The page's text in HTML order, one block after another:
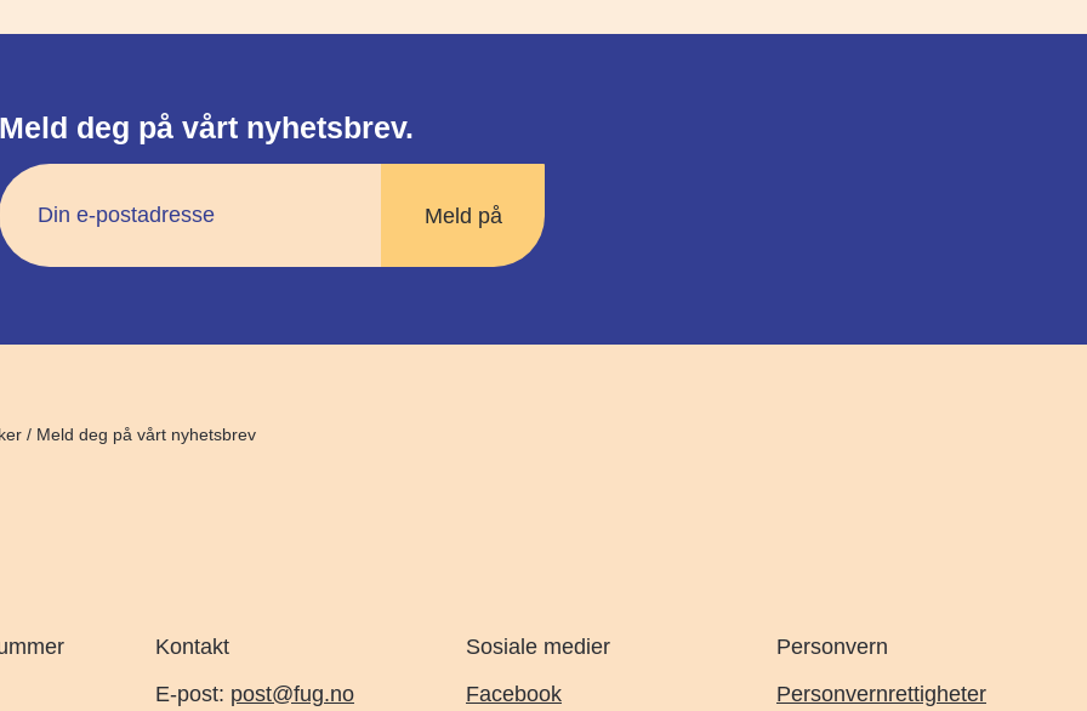
Meld deg på vårt nyhetsbrev.
/ Meld deg på vårt nyhetsbrev
Kontakt
E-post: post@fug.no
Sosiale medier
Facebook
Personvern
Personvernrettigheter